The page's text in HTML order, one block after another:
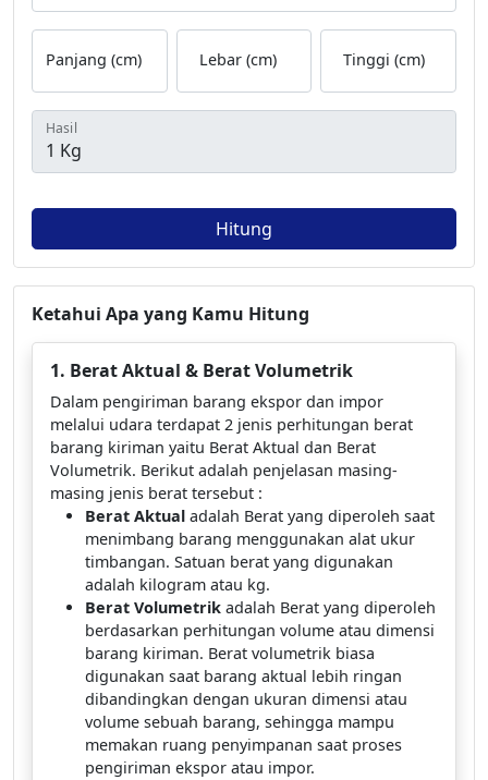
Panjang (cm) Lebar (cm) Tinggi (cm)
Hasil
Hitung
Ketahui Apa yang Kamu Hitung
1. Berat Aktual & Berat Volumetrik
Dalam pengiriman barang ekspor dan impor
melalui udara terdapat 2 jenis perhitungan berat
barang kiriman yaitu Berat Aktual dan Berat
Volumetrik. Berikut adalah penjelasan masing-
masing jenis berat tersebut :
Berat Aktual adalah Berat yang diperoleh saat
menimbang barang menggunakan alat ukur
timbangan. Satuan berat yang digunakan
adalah kilogram atau kg.
Berat Volumetrik adalah Berat yang diperoleh
berdasarkan perhitungan volume atau dimensi
barang kiriman. Berat volumetrik biasa
digunakan saat barang aktual lebih ringan
dibandingkan dengan ukuran dimensi atau
volume sebuah barang, sehingga mampu
memakan ruang penyimpanan saat proses
pengiriman ekspor atau impor.